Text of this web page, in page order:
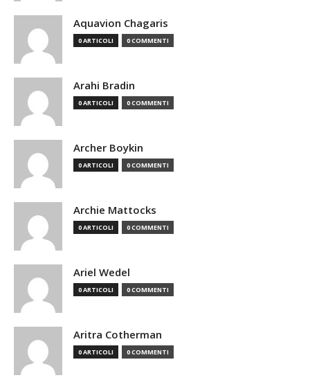
Aquavion Chagaris
0 ARTICOLI 0 COMMENTI
Arahi Bradin
0 ARTICOLI 0 COMMENTI
Archer Boykin
0 ARTICOLI 0 COMMENTI
Archie Mattocks
0 ARTICOLI 0 COMMENTI
Ariel Wedel
0 ARTICOLI 0 COMMENTI
Aritra Cotherman
0 ARTICOLI 0 COMMENTI